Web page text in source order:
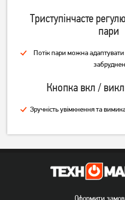
Триступінчасте
пари
Потік пари можна адаптувати
Кнопка вкл / викл
Зручність увімкнення та